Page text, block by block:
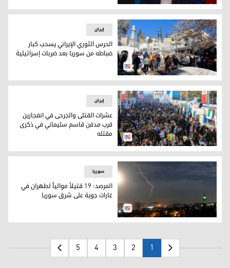
الباحث والمحلل السياسي شاهو القره داغي
الحرس الثوري الإيراني يسحب كبار ضباطه من سوريا بعد ضربات
إيران
الحرس الثوري الإيراني يسحب كبار
ضباطه من سوريا بعد ضربات إسرائيلية
عشرات القتلى والجرحى في انفجارين قرب مدفن قاسم
إيران
عشرات القتلى والجرحى في انفجارين
قرب مدفن قاسم سليماني في ذكرى
مقتله
ارشيفية
سوریا
المرصد: 19 قتيلاً موالياً لطهران في
غارات جوية على شرق سوريا
1
2
3
4
5